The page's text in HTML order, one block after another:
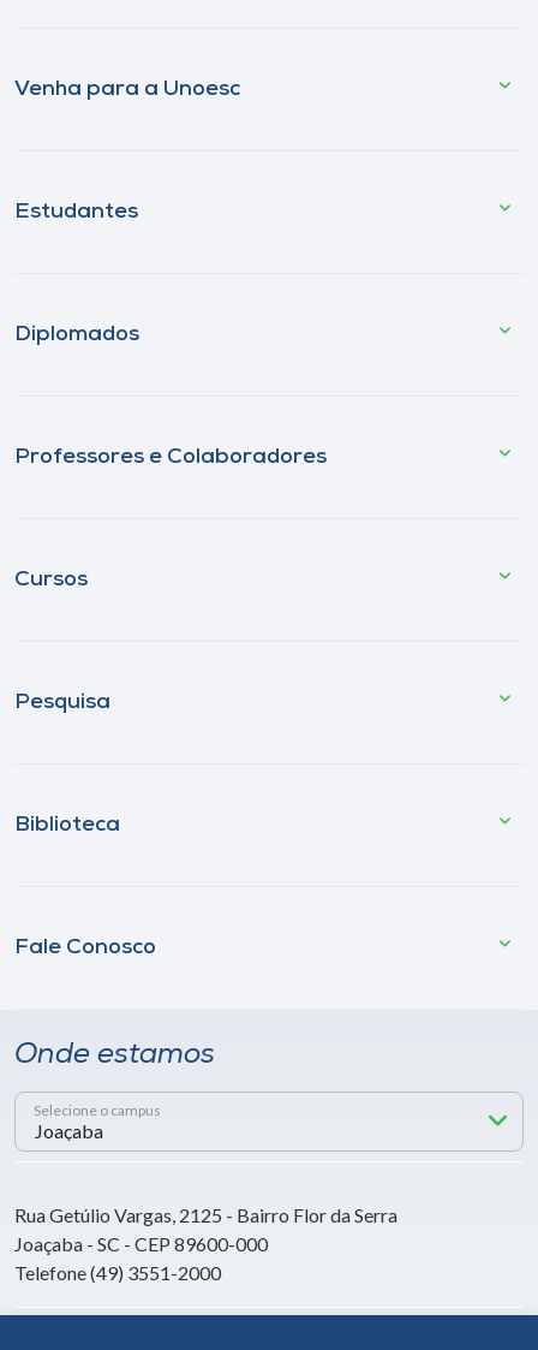
Venha para a Unoesc
Estudantes
Diplomados
Professores e Colaboradores
Cursos
Pesquisa
Biblioteca
Fale Conosco
Onde estamos
Selecione o campus
Rua Getúlio Vargas, 2125 - Bairro Flor da Serra
Joaçaba - SC - CEP 89600-000
Telefone (49) 3551-2000